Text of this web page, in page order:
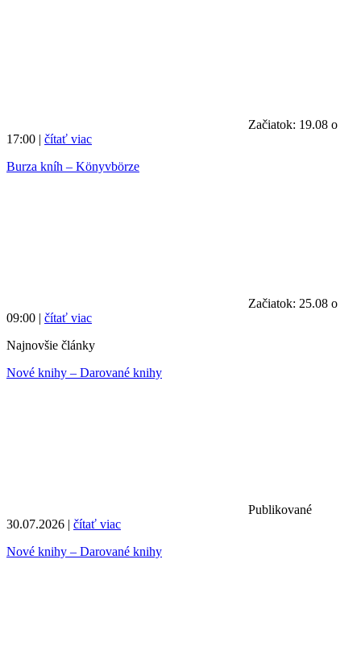
Začiatok: 19.08 o
17:00 | čítať viac
Burza kníh – Könyvbörze
Začiatok: 25.08 o
09:00 | čítať viac
Najnovšie články
Nové knihy – Darované knihy
Publikované
30.07.2026 | čítať viac
Nové knihy – Darované knihy